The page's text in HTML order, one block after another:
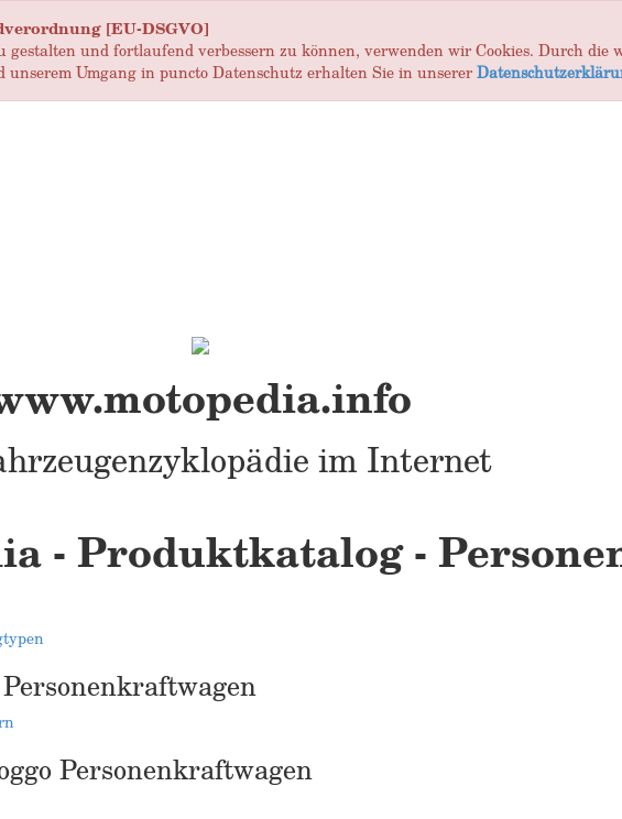
[EU-DSGVO]
gestalten und fortlaufend verbessern zu können, verwenden wir Cookies. Durch die
unserem Umgang in puncto Datenschutz erhalten Sie in unserer
im Internet
- Produktkatalog -
Personenkraftwagen